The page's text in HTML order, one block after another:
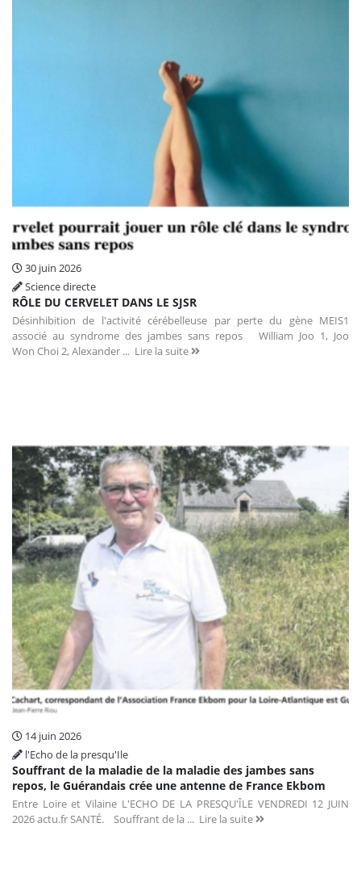
30 juin 2026
Science directe
RÔLE DU CERVELET DANS LE SJSR
Désinhibition de l'activité cérébelleuse par perte du gène MEIS1
associé au syndrome des jambes sans repos William Joo 1, Joo
Won Choi 2, Alexander ... Lire la suite
14 juin 2026
l'Echo de la presqu'Ile
Souffrant de la maladie de la maladie des jambes sans
repos, le Guérandais crée une antenne de France Ekbom
Entre Loire et Vilaine L'ECHO DE LA PRESQU'ÎLE VENDREDI 12 JUIN
2026 actu.fr SANTÉ. Souffrant de la ... Lire la suite